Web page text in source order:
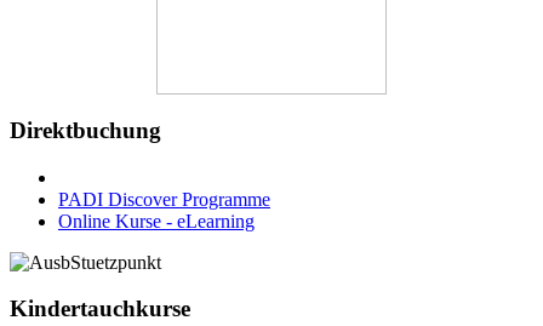
Direktbuchung
PADI Discover Programme
Online Kurse - eLearning
Kindertauchkurse